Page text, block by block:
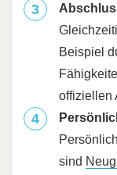
Beispiel
offiziellen
sind